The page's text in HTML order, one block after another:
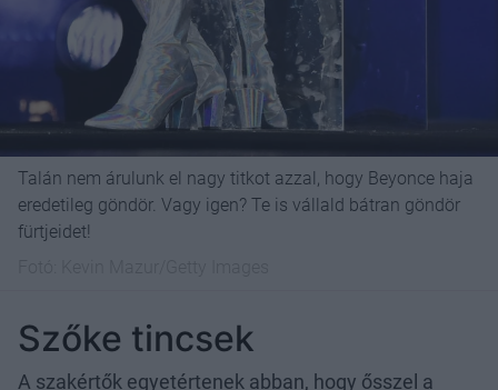
Talán nem árulunk el nagy titkot azzal, hogy Beyonce haja
eredetileg göndör. Vagy igen? Te is vállald bátran göndör
fürtjeidet!
Szőke tincsek
A szakértők egyetértenek abban, hogy ősszel a